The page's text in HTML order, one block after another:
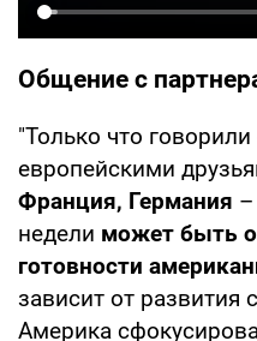
Общение с
"Только что
европейскими
Франция, Германия
недели может быть
готовности
зависит от развития
Америка